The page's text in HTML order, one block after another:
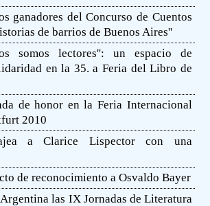
ganadores del Concurso de Cuentos
de barrios de Buenos Aires''
somos lectores'': un espacio de
en la 35. a Feria del Libro de
de honor en la Feria Internacional
2010
a Clarice Lispector con una
de reconocimiento a Osvaldo Bayer
las IX Jornadas de Literatura